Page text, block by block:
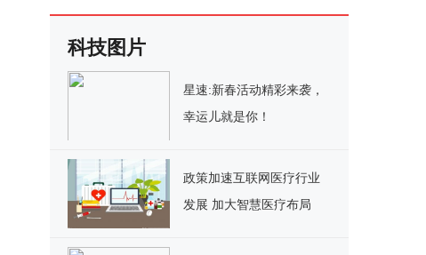
科技图片
星速:新春活动精彩来袭，
幸运儿就是你！
政策加速互联网医疗行业
发展 加大智慧医疗布局